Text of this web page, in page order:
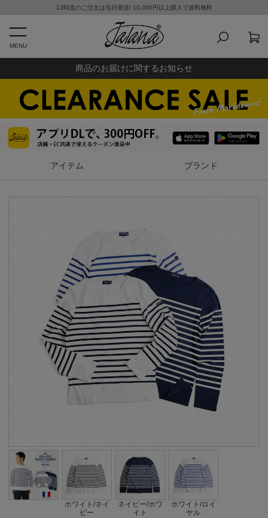
13時迄のご注文は当日発送/ 10,000円以上購入で送料無料
MENU
商品のお届けに関するお知らせ
アイテム ブランド
ホワイト/ネイ
ビー
ネイビー/ホワ
イト
ホワイト/ロイ
ヤル